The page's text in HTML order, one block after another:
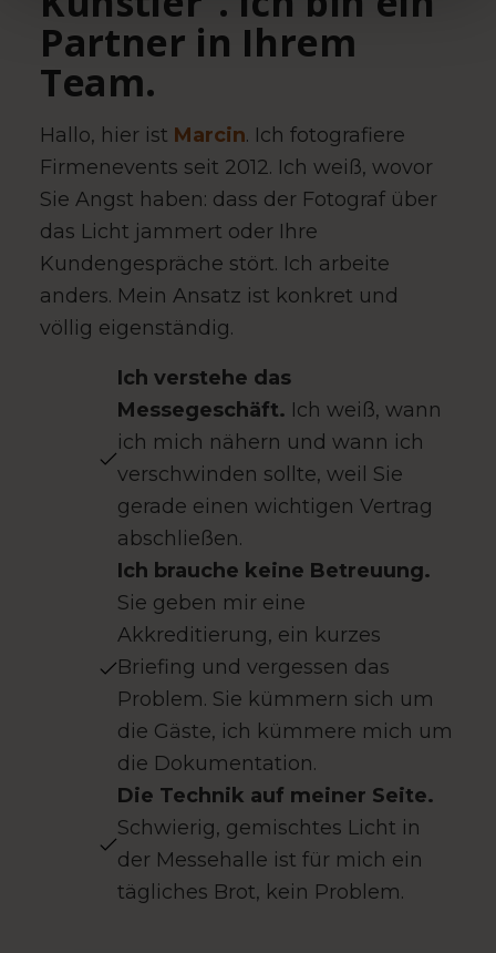
Partner in Ihrem
Team.
Hallo, hier ist Marcin. Ich fotografiere
Firmenevents seit 2012. Ich weiß, wovor
Sie Angst haben: dass der Fotograf über
das Licht jammert oder Ihre
Kundengespräche stört. Ich arbeite
anders. Mein Ansatz ist konkret und
völlig eigenständig.
Ich verstehe das
Messegeschäft. Ich weiß, wann
ich mich nähern und wann ich
verschwinden sollte, weil Sie
gerade einen wichtigen Vertrag
abschließen.
Ich brauche keine Betreuung.
Sie geben mir eine
Akkreditierung, ein kurzes
Briefing und vergessen das
Problem. Sie kümmern sich um
die Gäste, ich kümmere mich um
die Dokumentation.
Die Technik auf meiner Seite.
Schwierig, gemischtes Licht in
der Messehalle ist für mich ein
tägliches Brot, kein Problem.